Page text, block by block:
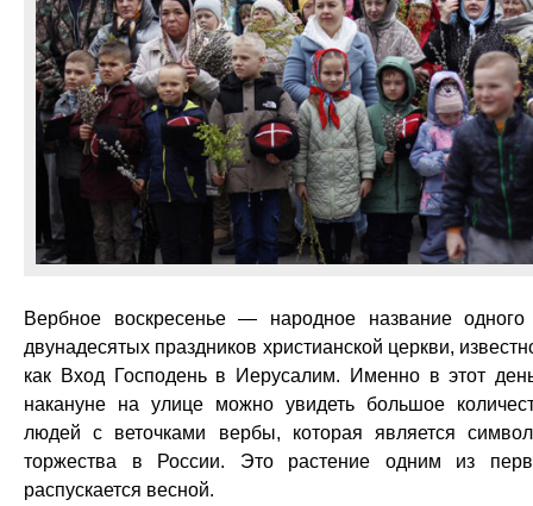
Вербное воскресенье — народное название одного
двунадесятых праздников христианской церкви,
как Вход Господень в Иерусалим. Именно в этот
накануне на улице можно увидеть большое
людей с веточками вербы, которая является
торжества в России. Это растение одним из
распускается весной.